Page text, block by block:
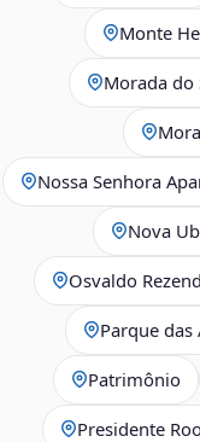
Monte
Morada do
Nossa Senhora
Nova
Osvaldo
Parque das
Patrimônio
Presidente